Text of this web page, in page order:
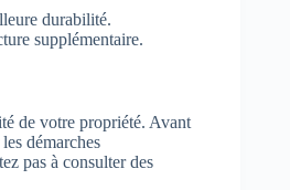
durabilité.
supplémentaire.
de votre propriété. Avant
démarches
pas à consulter des